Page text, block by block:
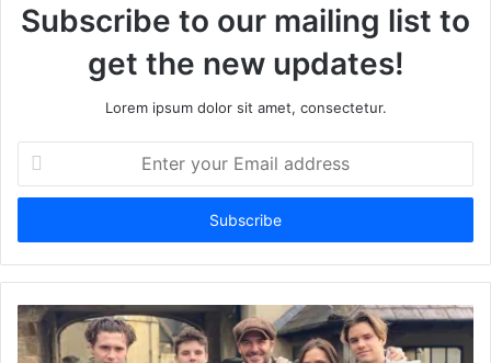
Subscribe to our mailing list to
get the new updates!
Lorem ipsum dolor sit amet, consectetur.
your
Email